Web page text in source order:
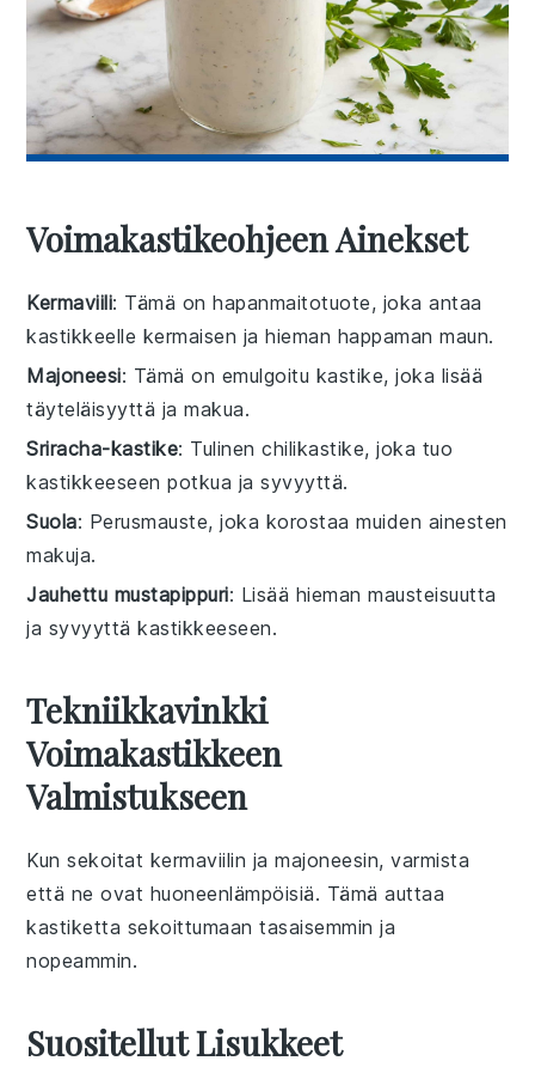
Voimakastikeohjeen Ainekset
Kermaviili: Tämä on hapanmaitotuote, joka antaa
kastikkeelle kermaisen ja hieman happaman maun.
Majoneesi: Tämä on emulgoitu kastike, joka lisää
täyteläisyyttä ja makua.
Sriracha-kastike: Tulinen chilikastike, joka tuo
kastikkeeseen potkua ja syvyyttä.
Suola: Perusmauste, joka korostaa muiden ainesten
makuja.
Jauhettu mustapippuri: Lisää hieman mausteisuutta
ja syvyyttä kastikkeeseen.
Tekniikkavinkki
Voimakastikkeen
Valmistukseen
Kun sekoitat kermaviilin jamajoneesin, varmista
että ne ovat huoneenlämpöisiä. Tämä auttaa
kastiketta sekoittumaan tasaisemmin ja
nopeammin.
Suositellut Lisukkeet